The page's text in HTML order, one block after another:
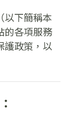
以下簡稱本
的各項服務
護政策，以